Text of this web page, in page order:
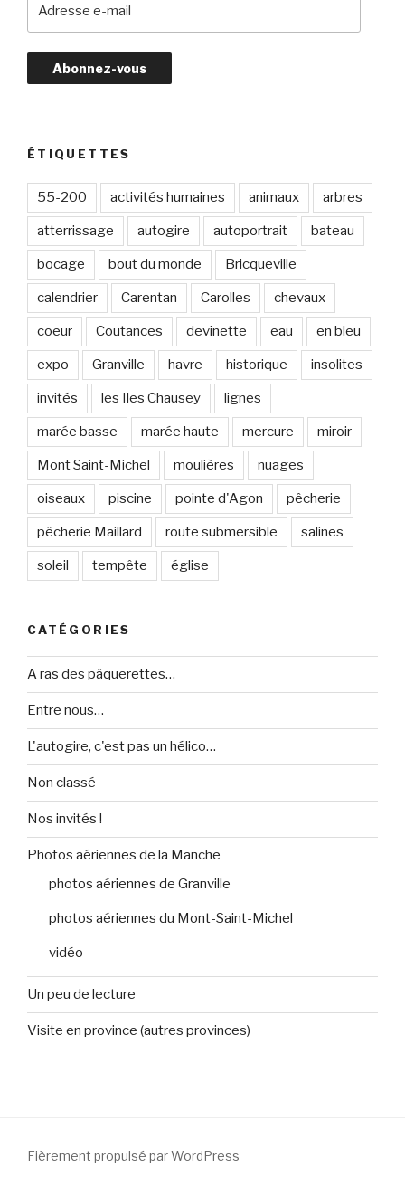
s
e
m
a
ÉTIQUETTES
55-200 activités humaines animaux arbres
atterrissage autogire autoportrait bateau
bocage bout du monde Bricqueville
calendrier Carentan Carolles chevaux
coeur Coutances devinette eau en bleu
expo Granville havre historique insolites
invités les Iles Chausey lignes
marée basse marée haute mercure miroir
Mont Saint-Michel moulières nuages
oiseaux piscine pointe d'Agon pêcherie
pêcherie Maillard route submersible salines
soleil tempête église
CATÉGORIES
A ras des pâquerettes…
Entre nous…
L'autogire, c'est pas un hélico…
Non classé
Nos invités !
Photos aériennes de la Manche
photos aériennes de Granville
photos aériennes du Mont-Saint-Michel
vidéo
Un peu de lecture
Visite en province (autres provinces)
Fièrement propulsé par WordPress